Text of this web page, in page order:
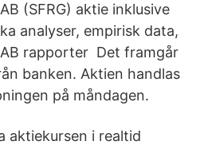
(SFRG) aktie inklusive
analyser, empirisk data,
rapporter Det framgår
banken. Aktien handlas
på måndagen.
aktiekursen i realtid